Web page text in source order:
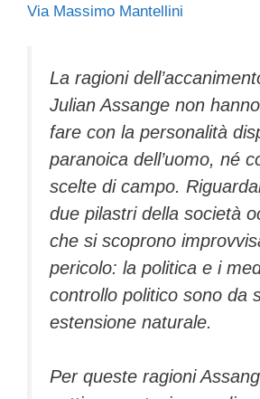
Via Massimo Mantellini
La ragioni
Julian Assange non
fare con la personalità
paranoica dell’uomo, né
scelte di campo.
due pilastri della società
che si scoprono
pericolo: la politica e i
controllo politico sono da
estensione naturale.
Per queste ragioni